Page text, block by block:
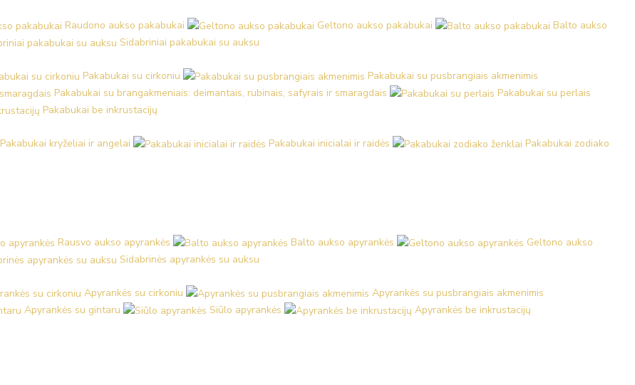
Raudono aukso pakabukai Geltono aukso pakabukai
Balto aukso
Sidabriniai pakabukai su auksu
Pakabukai su cirkoniu
Pakabukai su pusbrangiais akmenimis
Pakabukai su brangakmeniais: deimantais, rubinais, safyrais ir smaragdais
Pakabukai su perlais
Pakabukai be inkrustacijų
Pakabukai kryželiai ir angelai Pakabukai inicialai ir raidės
Pakabukai zodiako
Rausvo aukso apyrankės Balto aukso apyrankės
Geltono aukso
Sidabrinės apyrankės su auksu
Apyrankės su cirkoniu
Apyrankės su pusbrangiais akmenimis
Apyrankės su gintaru Siūlo apyrankės Apyrankės be inkrustacijų